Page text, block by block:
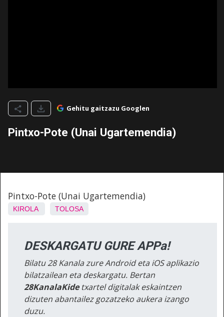
Gehitu gaitzazu Googlen
Pintxo-Pote (Unai Ugartemendia)
Pintxo-Pote (Unai Ugartemendia)
KIROLA TOLOSA
DESKARGATU GURE APPa!
Bilatu 28 Kanala zure Android eta iOS aplikazio
bilatzailean eta deskargatu. Bertan
28KanalaKidetxartel digitalak eskaintzen
dizuten abantailez gozatzeko aukera izango
duzu.